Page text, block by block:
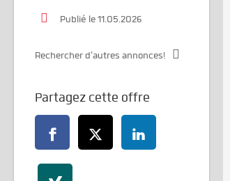
Publié le 11.05.2026
Rechercher d'autres annonces!
Partagez cette offre